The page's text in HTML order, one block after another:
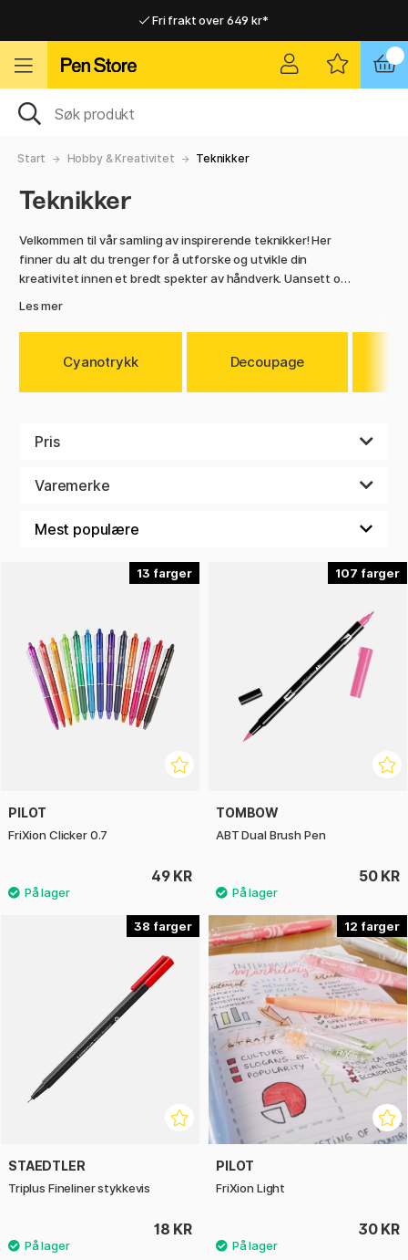
Fri frakt over 649 kr*
Raskt til dør eller utleveringssted
Raskt til dør eller utleveringssted
Start Hobby & Kreativitet Teknikker
Teknikker
Velkommen til vår samling av inspirerende teknikker! Her
finner du alt du trenger for å utforske og utvikle din
kreativitet innen et bredt spekter av håndverk. Uansett om
Vil du forvandle pressede planter til vakre kunstverk? Prøv
cyanotypi, en analog fototeknikk der lys og kjemi skaper
magi i blåtoner. Er du mer interessert i form og tekstur, kan
origami, scrapbooking og bullet journaling perfekte måter å
planleggingssystemer. Med linoleumstrykk kan du lage unike
decoupage kan dekorere alt fra møbler til små esker med
utskårne motiver og lim.
kintsugi en fantastisk japansk teknikk der du reparerer
ødelagt porselen med gull, samtidig som du omfavner
ufullkommenhetene som en del av gjenstandens historie.
Du finner også materialer til blomsterbinding i papir, stoff
eller skum - perfekt til festdekorasjoner eller
evighetsbuketter - og for deg som vil skape stemning
hjemme, har vi alt du trenger for å lage levende lys.
La deg inspirere av våre teknikkategorier og finn ditt neste
prosjekt. Den kreative ånden starter her!
Les mer
Cyanotrykk Decoupage
Pris
Varemerke
13
PILOT
FriXion Clicker 0.7
49 KR
107
TOMBOW
ABT Dual Brush Pen
50 KR
38
STAEDTLER
Triplus Fineliner stykkevis
18 KR
12
PILOT
FriXion Light
30 KR